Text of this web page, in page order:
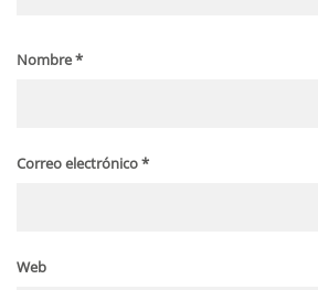
Nombre*
Correo electrónico*
Web